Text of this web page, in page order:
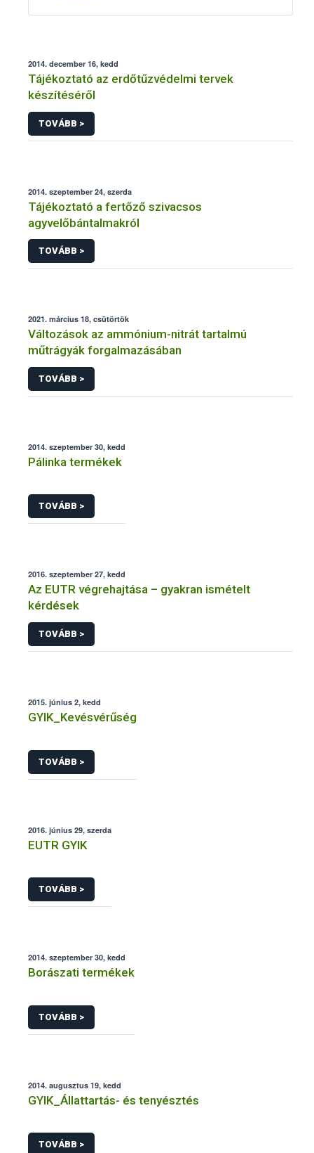
2014. december 16, kedd
Tájékoztató az erdőtűzvédelmi tervek
készítéséről
TOVÁBB >
2014. szeptember 24, szerda
Tájékoztató a fertőző szivacsos
agyvelőbántalmakról
TOVÁBB >
2021. március 18, csütörtök
Változások az ammónium-nitrát tartalmú
műtrágyák forgalmazásában
TOVÁBB >
2014. szeptember 30, kedd
Pálinka termékek
TOVÁBB >
2016. szeptember 27, kedd
Az EUTR végrehajtása – gyakran ismételt
kérdések
TOVÁBB >
2015. június 2, kedd
GYIK_Kevésvérűség
TOVÁBB >
2016. június 29, szerda
EUTR GYIK
TOVÁBB >
2014. szeptember 30, kedd
Borászati termékek
TOVÁBB >
2014. augusztus 19, kedd
GYIK_Állattartás- és tenyésztés
TOVÁBB >